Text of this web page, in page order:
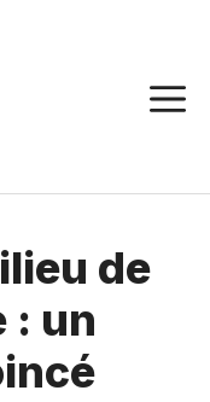
de
: un